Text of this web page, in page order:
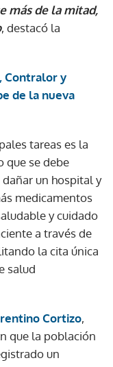
más de la mitad,
, destacó la
Contralor y
de la nueva
tareas es la
que se debe
un hospital y
medicamentos
y cuidado
a través de
la cita única
salud
Cortizo,
que la población
un